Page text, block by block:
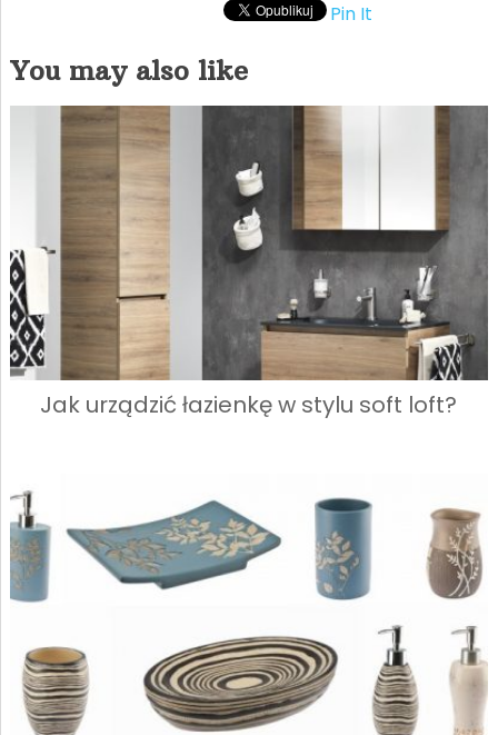
Pin It
You may also like
Jak urządzić łazienkę w stylu soft loft?